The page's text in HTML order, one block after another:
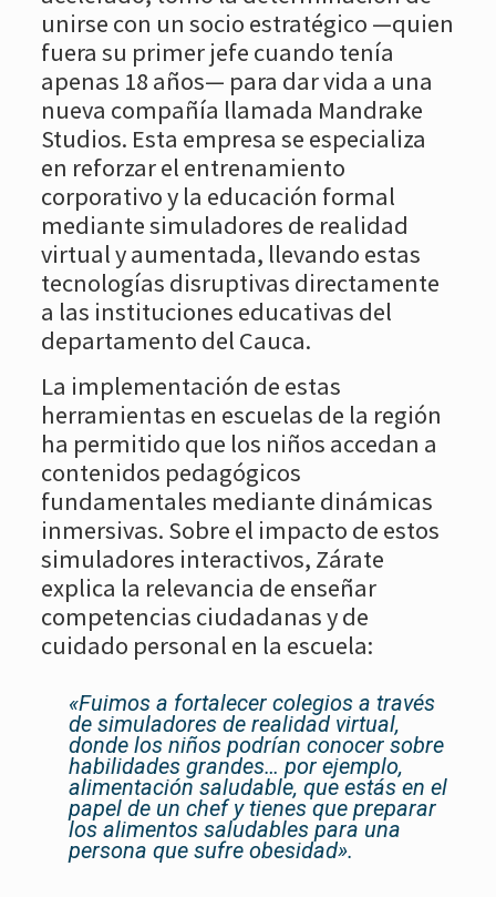
unirse con un socio estratégico —quien
fuera su primer jefe cuando tenía
apenas 18 años— para dar vida a una
nueva compañía llamada Mandrake
Studios. Esta empresa se especializa
en reforzar el entrenamiento
corporativo y la educación formal
mediante simuladores de realidad
virtual y aumentada, llevando estas
tecnologías disruptivas directamente
a las instituciones educativas del
departamento del Cauca.
La implementación de estas
herramientas en escuelas de la región
ha permitido que los niños accedan a
contenidos pedagógicos
fundamentales mediante dinámicas
inmersivas. Sobre el impacto de estos
simuladores interactivos, Zárate
explica la relevancia de enseñar
competencias ciudadanas y de
cuidado personal en la escuela:
«Fuimos a fortalecer colegios a través
de simuladores de realidad virtual,
donde los niños podrían conocer sobre
habilidades grandes… por ejemplo,
alimentación saludable, que estás en el
papel de un chef y tienes que preparar
los alimentos saludables para una
persona que sufre obesidad».